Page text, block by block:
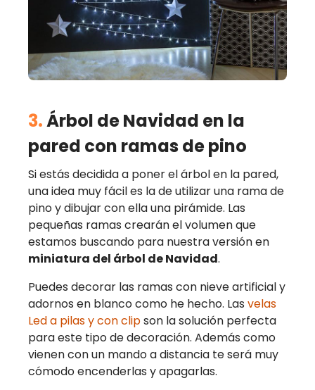
3.Árbol de Navidad en la
pared con ramas de pino
Si estás decidida a poner el árbol en la pared,
una idea muy fácil es la de utilizar una rama de
pino y dibujar con ella una pirámide. Las
pequeñas ramas crearán el volumen que
estamos buscando para nuestra versión en
miniatura del árbol de Navidad.
Puedes decorar las ramas con nieve artificial y
adornos en blanco como he hecho. Las velas
Led a pilas y con clipson la solución perfecta
para este tipo de decoración. Además como
vienen con un mando a distancia te será muy
cómodo encenderlas y apagarlas.